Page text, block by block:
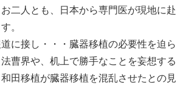
二人とも、日本から専門医が現地に赴
。
に接し・・・臓器移植の必要性を迫ら
曹界や、机上で勝手なことを妄想する
田移植が臓器移植を混乱させたとの見